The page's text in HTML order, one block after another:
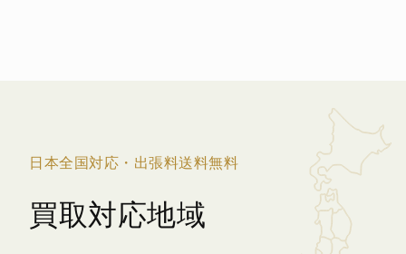
日本全国対応・出張料送料無料
買取対応地域